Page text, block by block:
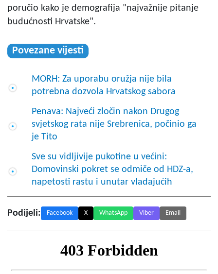
poručio kako je demografija "najvažnije pitanje
budućnosti Hrvatske".
Povezane vijesti
MORH: Za uporabu oružja nije bila
potrebna dozvola Hrvatskog sabora
Penava: Najveći zločin nakon Drugog
svjetskog rata nije Srebrenica, počinio ga
je Tito
Sve su vidljivije pukotine u većini:
Domovinski pokret se odmiče od HDZ-a,
napetosti rastu i unutar vladajućih
Podijeli: Facebook X WhatsApp Viber Email